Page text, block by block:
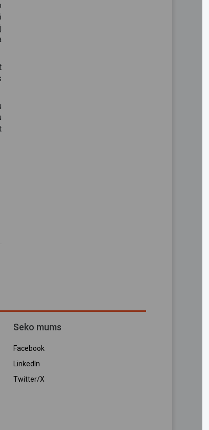
Seko mums
Facebook
LinkedIn
Twitter/X